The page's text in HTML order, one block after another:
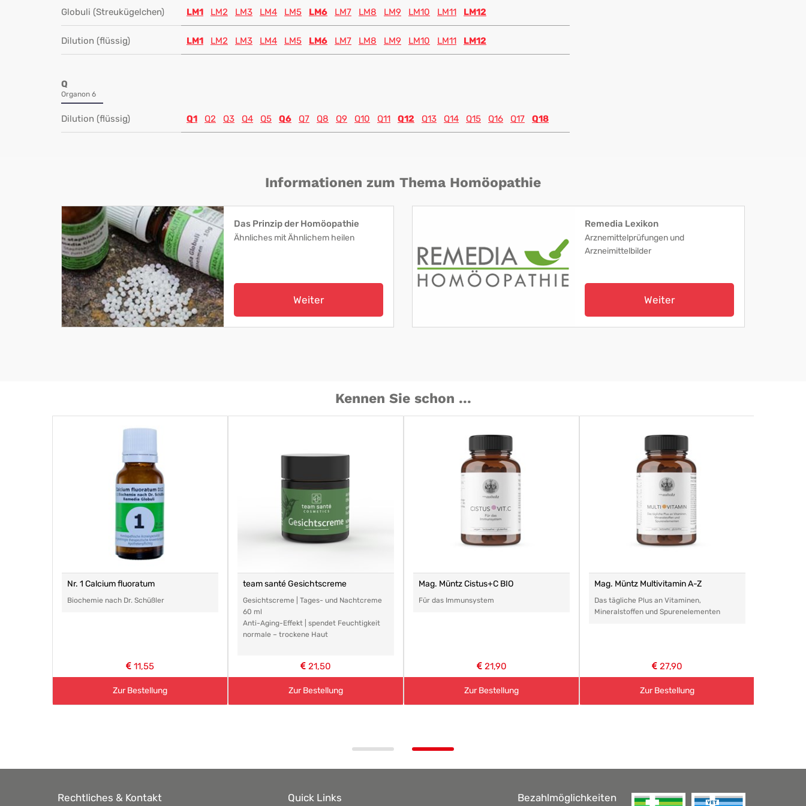
Globuli (Streukügelchen) LM1 LM2 LM3 LM4 LM5 LM6 LM7 LM8 LM9 LM10 LM11 LM12
Dilution (flüssig) LM1 LM2 LM3 LM4 LM5 LM6 LM7 LM8 LM9 LM10 LM11 LM12
Q
Organon 6
Dilution (flüssig) Q1 Q2 Q3 Q4 Q5 Q6 Q7 Q8 Q9 Q10 Q11 Q12 Q13 Q14 Q15 Q16 Q17 Q18
Informationen zum Thema Homöopathie
Das Prinzip der Homöopathie
Ähnliches mit Ähnlichem heilen
Weiter
Remedia Lexikon
Arznemittelprüfungen und
Arzneimittelbilder
Weiter
Kennen Sie schon ...
Nr. 1 Calcium fluoratum
Biochemie nach Dr. Schüßler
11,55
Zur Bestellung
team santé Gesichtscreme
Gesichtscreme | Tages- und Nachtcreme
60 ml
Anti-Aging-Effekt | spendet Feuchtigkeit
normale – trockene Haut
21,50
Zur Bestellung
Mag. Müntz Cistus+C BIO
Für das Immunsystem
21,90
Zur Bestellung
Mag. Müntz Multivitamin A-Z
Das tägliche Plus an Vitaminen,
Mineralstoffen und Spurenelementen
27,90
Zur Bestellung
Rechtliches & Kontakt Quick Links Bezahlmöglichkeiten